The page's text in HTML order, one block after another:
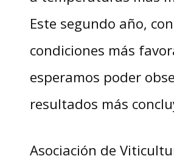
Este segundo año, con
condiciones más
esperamos poder
resultados más
Asociación de